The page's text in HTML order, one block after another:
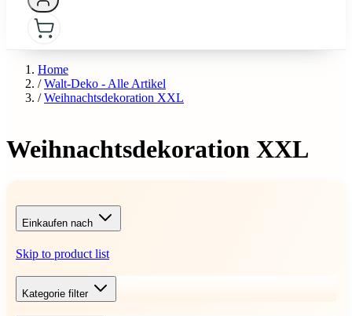
Home
/ Walt-Deko - Alle Artikel
/ Weihnachtsdekoration XXL
Weihnachtsdekoration XXL
Einkaufen nach
Skip to product list
Kategorie filter